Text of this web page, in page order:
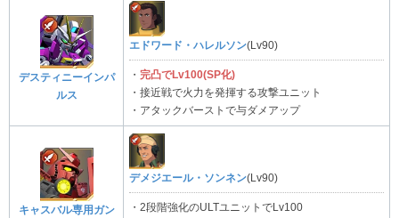
デスティニーインパ
ルス
エドワード・ハレルソン(Lv90)
・ 完凸でLv100(SP化)
・接近戦で火力を発揮する攻撃ユニット
・アタックバーストで与ダメアップ
キャスバル専用ガン
デメジエール・ソンネン(Lv90)
・2段階強化のULTユニットでLv100